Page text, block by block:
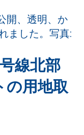
線北部
の用地取